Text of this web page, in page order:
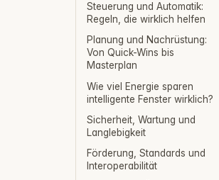
Steuerung und Automatik:
Regeln, die wirklich helfen
Planung und Nachrüstung:
Von Quick-Wins bis
Masterplan
Wie viel Energie sparen
intelligente Fenster wirklich?
Sicherheit, Wartung und
Langlebigkeit
Förderung, Standards und
Interoperabilität